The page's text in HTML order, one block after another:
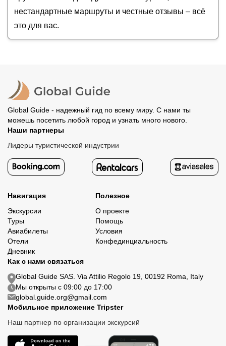
нестандартные маршруты и честные отзывы – всё
это для вас.
Global Guide - надежный гид по всему миру. С нами ты
можешь посетить любой город и узнать много нового.
Наши партнеры
Лидеры туристической индустрии
Навигация
Экскурсии
Туры
Авиабилеты
Отели
Дневник
Полезное
О проекте
Помощь
Условия
Конфединциальность
Как с нами связаться
Global Guide SAS. Via Attilio Regolo 19, 00192 Roma, Italy
Мы открыты с 09:00 до 17:00
global.guide.org@gmail.com
Мобильное приложение Tripster
Наш партнер по организации экскурсий